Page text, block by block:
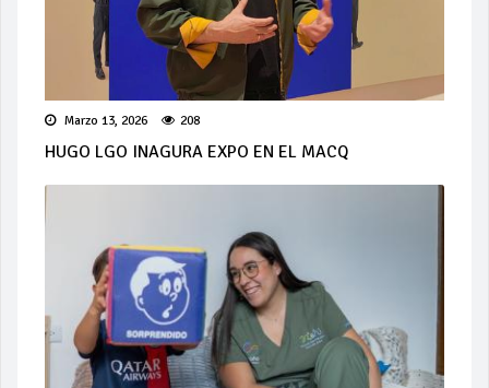
Marzo 13, 2026 208
HUGO LGO INAGURA EXPO EN EL MACQ